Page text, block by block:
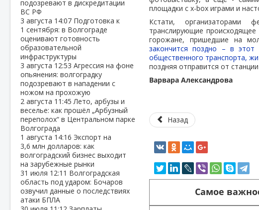
подозревают в дискредитации
ВС РФ
3 августа 14:07 Подготовка к
1 сентября: в Волгограде
оценивают готовность
образовательной
инфраструктуры
3 августа 12:53 Агрессия на фоне
опьянения: волгоградку
подозревают в нападении с
ножом на прохожую
2 августа 11:45Лето, арбузы и
веселье: как прошёл „Арбузный
переполох“ в Центральном парке
Волгограда
1 августа 14:16 Экспорт на
3,6 млн долларов: как
волгоградский бизнес выходит
на зарубежные рынки
31 июля 12:11 Волгоградская
область под ударом: Бочаров
озвучил данные о последствиях
атаки БПЛА
площадки с x-box играми и
Кстати, организаторами
транслирующие
горожане, пришедшие на
закончится поздно – в этот
общественного транспорта,
поздняя отправится от
Варвара Александрова
Назад
Самое